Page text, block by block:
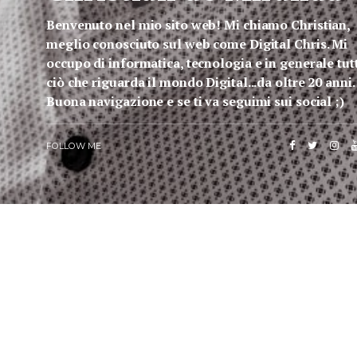
Benvenuto nel mio sito web! Mi chiamo Christian,
meglio conosciuto sul web come Digital Chris. Mi
occupo di informatica, tecnologia e in generale
ciò che riguarda il mondo Digital...da oltre 20 anni.
Buona navigazione e se ti va seguimi sui social ;)
FOLLOW ME